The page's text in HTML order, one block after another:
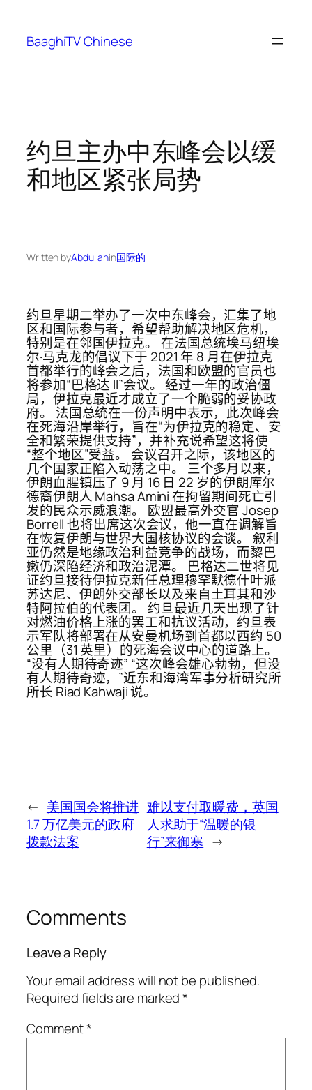
content
BaaghiTV Chinese
约旦主办中东峰会以缓
和地区紧张局势
Written byAbdullahin国际的
约旦星期二举办了一次中东峰会，汇集了地
区和国际参与者，希望帮助解决地区危机，
特别是在邻国伊拉克。 在法国总统埃马纽埃
尔·马克龙的倡议下于 2021 年 8 月在伊拉克
首都举行的峰会之后，法国和欧盟的官员也
将参加“巴格达 II”会议。 经过一年的政治僵
局，伊拉克最近才成立了一个脆弱的妥协政
府。 法国总统在一份声明中表示，此次峰会
在死海沿岸举行，旨在“为伊拉克的稳定、安
全和繁荣提供支持”，并补充说希望这将使
“整个地区”受益。 会议召开之际，该地区的
几个国家正陷入动荡之中。 三个多月以来，
伊朗血腥镇压了 9 月 16 日 22 岁的伊朗库尔
德裔伊朗人 Mahsa Amini 在拘留期间死亡引
发的民众示威浪潮。 欧盟最高外交官 Josep
Borrell 也将出席这次会议，他一直在调解旨
在恢复伊朗与世界大国核协议的会谈。 叙利
亚仍然是地缘政治利益竞争的战场，而黎巴
嫩仍深陷经济和政治泥潭。 巴格达二世将见
证约旦接待伊拉克新任总理穆罕默德什叶派
苏达尼、伊朗外交部长以及来自土耳其和沙
特阿拉伯的代表团。 约旦最近几天出现了针
对燃油价格上涨的罢工和抗议活动，约旦表
示军队将部署在从安曼机场到首都以西约 50
公里（31 英里）的死海会议中心的道路上。
“没有人期待奇迹” “这次峰会雄心勃勃，但没
有人期待奇迹，”近东和海湾军事分析研究所
所长 Riad Kahwaji 说。
← 美国国会将推进
1.7 万亿美元的政府
拨款法案
难以支付取暖费，英国
人求助于“温暖的银
行”来御寒 →
Comments
Leave a Reply
Your email address will not be published.
Required fields are marked*
Comment*